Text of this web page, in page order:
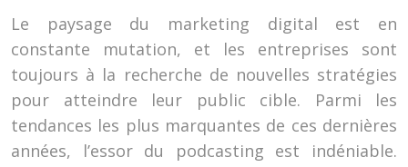
Le paysage du marketing digital est en
constante mutation, et les entreprises sont
toujours à la recherche de nouvelles stratégies
pour atteindre leur public cible. Parmi les
tendances les plus marquantes de ces dernières
années, l’essor du podcasting est indéniable.